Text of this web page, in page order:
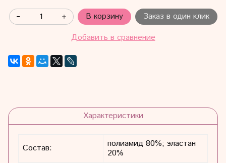
В корзину
Заказ в один клик
Добавить в сравнение
Характеристики
Состав:
полиамид 80%; эластан
20%